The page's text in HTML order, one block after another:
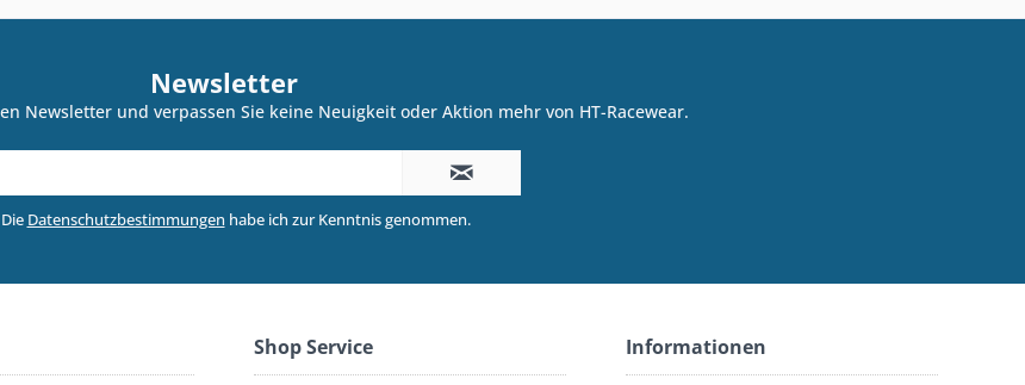
Newsletter
Newsletter und verpassen Sie keine Neuigkeit oder Aktion mehr von HT-Racewear.
Die Datenschutzbestimmungen habe ich zur Kenntnis genommen.
Shop Service Informationen